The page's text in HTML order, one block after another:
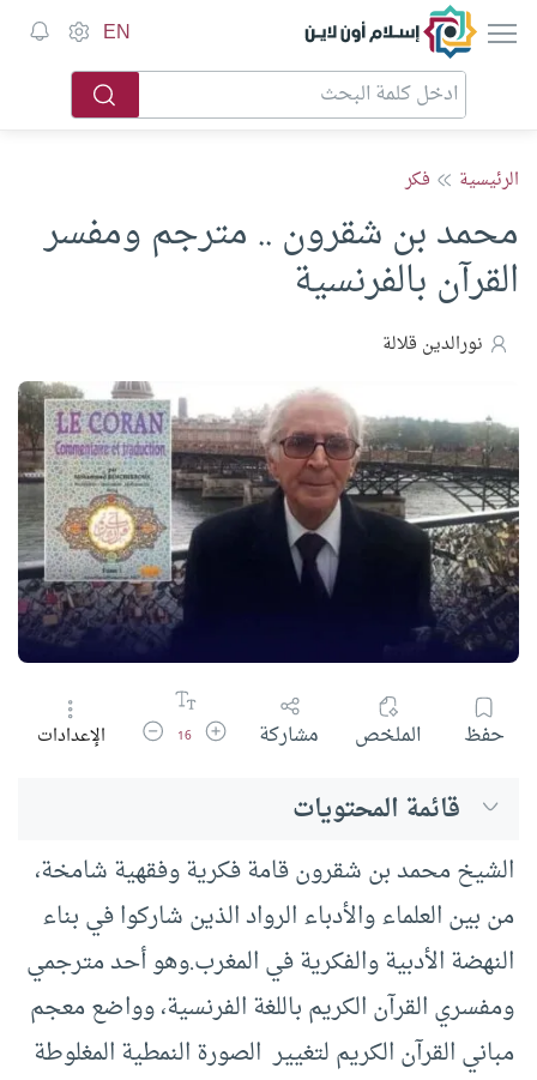
إسلام أون لاين EN
الرئيسية فكر
محمد بن شقرون .. مترجم ومفسر
القرآن بالفرنسية
نورالدين قلالة
حفظ الملخص مشاركة زيادة حجم الخط
16 تقليل حجم الخط
الإعدادات
قائمة المحتويات
الشيخ محمد بن شقرون قامة فكرية وفقهية شامخة،
من بين العلماء والأدباء الرواد الذين شاركوا في بناء
النهضة الأدبية والفكرية في المغرب.وهو أحد مترجمي
ومفسري القرآن الكريم باللغة الفرنسية، وواضع معجم
مباني القرآن الكريم لتغيير الصورة النمطية المغلوطة